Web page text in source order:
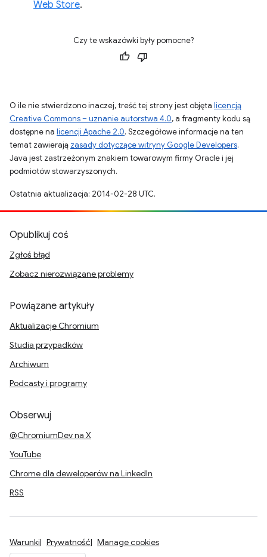
Web Store.
Czy te wskazówki były pomocne?
O ile nie stwierdzono inaczej, treść tej strony jest objęta licencją
Creative Commons – uznanie autorstwa 4.0, a fragmenty kodu są
dostępne na licencji Apache 2.0. Szczegółowe informacje na ten
temat zawierają zasady dotyczące witryny Google Developers.
Java jest zastrzeżonym znakiem towarowym firmy Oracle i jej
podmiotów stowarzyszonych.
Ostatnia aktualizacja: 2014-02-28 UTC.
Opublikuj coś
Zgłoś błąd
Zobacz nierozwiązane problemy
Powiązane artykuły
Aktualizacje Chromium
Studia przypadków
Archiwum
Podcasty i programy
Obserwuj
@ChromiumDev na X
YouTube
Chrome dla deweloperów na LinkedIn
RSS
Warunki Prywatność Manage cookies